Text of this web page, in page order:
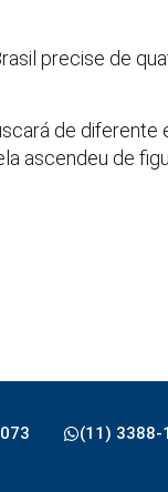
precise de
de diferente
ascendeu de
(11) 3388-